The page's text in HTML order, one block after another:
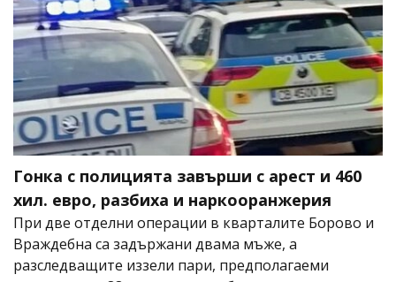
Гонка с полицията завърши с арест и 460
хил. евро, разбиха и наркооранжерия
При две отделни операции в кварталите Борово и
Враждебна са задържани двама мъже, а
разследващите иззели пари, предполагаеми